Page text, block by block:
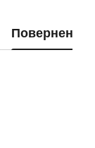
Повернення